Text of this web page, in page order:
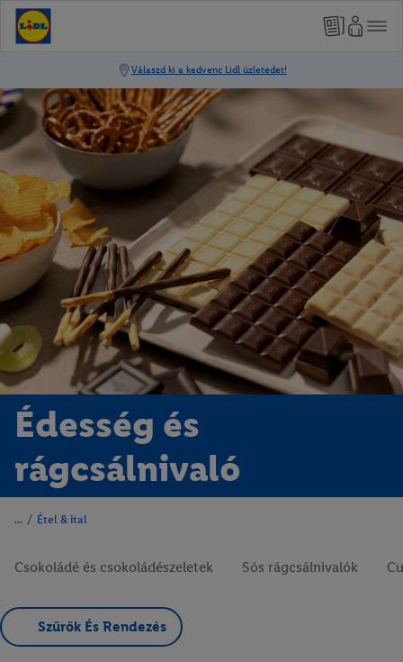
Édesség és
rágcsálnivaló
/ Étel & ital
Csokoládé és csokoládészeletek Sós rágcsálnivalók
Szűrők És Rendezés